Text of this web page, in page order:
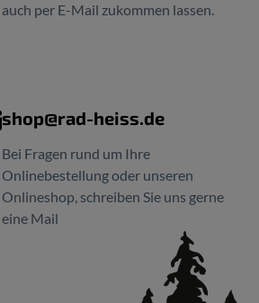
auch per E-Mail zukommen lassen.
shop@rad-heiss.de
Bei Fragen rund um Ihre
Onlinebestellung oder unseren
Onlineshop, schreiben Sie uns gerne
eine Mail